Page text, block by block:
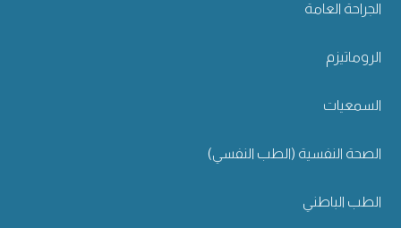
الجراحة العامة
الروماتيزم
السمعيات
الصحة النفسية (الطب النفسي)
الطب الباطني